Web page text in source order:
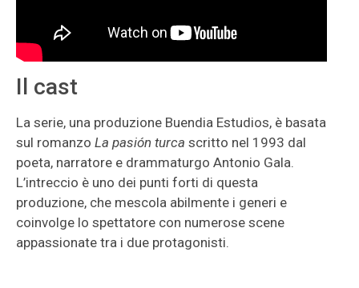
Il cast
La serie, una produzione Buendia Estudios, è basata
sul romanzo La pasión turca scritto nel 1993 dal
poeta, narratore e drammaturgo Antonio Gala.
L’intreccio è uno dei punti forti di questa
produzione, che mescola abilmente i generi e
coinvolge lo spettatore con numerose scene
appassionate tra i due protagonisti.